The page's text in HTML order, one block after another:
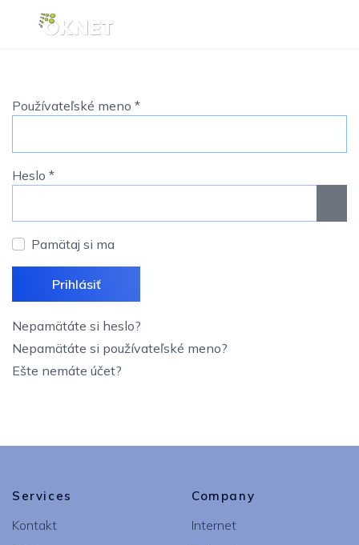
Používateľské meno *
Heslo *
Pamätaj si ma
Prihlásiť
Nepamätáte si heslo?
Nepamätáte si používateľské meno?
Ešte nemáte účet?
Services
Kontakt
Company
Internet